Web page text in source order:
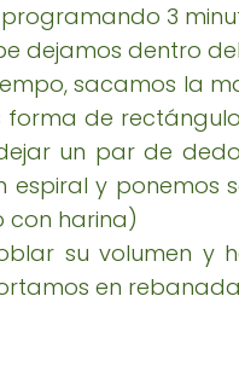
3
dejamos dentro
sacamos la
forma de
un par de
espiral y
con harina)
su volumen y
en